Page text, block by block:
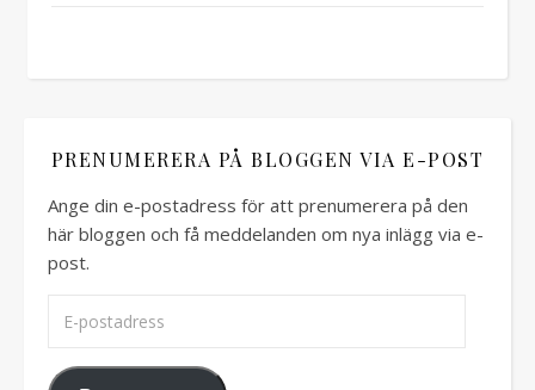
PRENUMERERA PÅ BLOGGEN VIA E-POST
Ange din e-postadress för att prenumerera på den
här bloggen och få meddelanden om nya inlägg via e-
post.